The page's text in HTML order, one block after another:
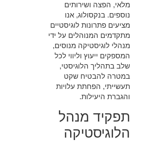
מלאי, הפצה ושירותים
נוספים. בנקסולוג, אנו
מציעים פתרונות לוגיסטיים
מתקדמים המנוהלים על ידי
מנהלי לוגיסטיקה מנוסים,
המספקים ייעוץ וליווי לכל
שלב בתהליך הלוגיסטי,
במטרה להבטיח שקט
תעשייתי, הפחתת עלויות
והגברת היעילות.
תפקיד מנהל
הלוגיסטיקה